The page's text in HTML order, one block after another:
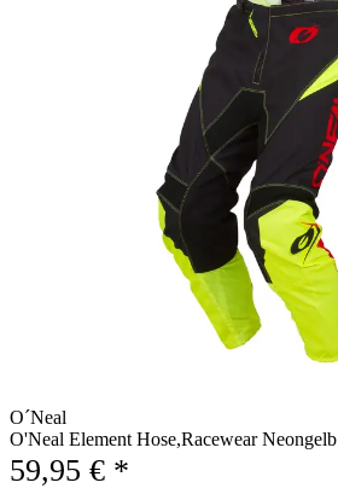
O´Neal
O'Neal Element Hose,Racewear Neongelb
59,95 € *